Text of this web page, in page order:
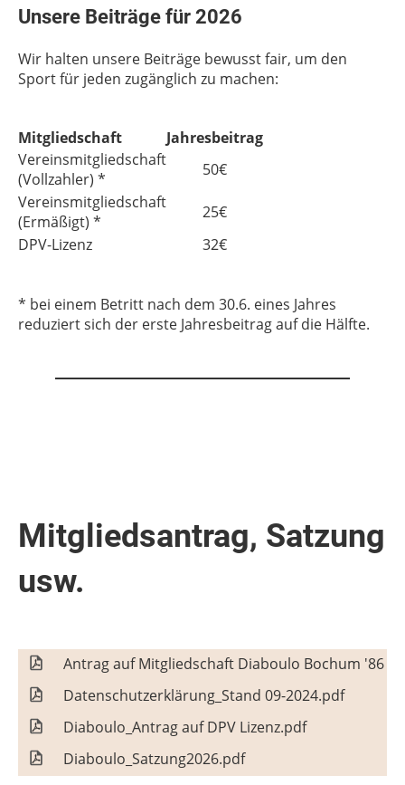
Unsere Beiträge für 2026
Wir halten unsere Beiträge bewusst fair, um den
Sport für jeden zugänglich zu machen:
Mitgliedschaft
Jahresbeitrag
Vereinsmitgliedschaft
(Vollzahler) *
50€
Vereinsmitgliedschaft
(Ermäßigt) *
25€
DPV-Lizenz
32€
* bei einem Betritt nach dem 30.6. eines Jahres
reduziert sich der erste Jahresbeitrag auf die Hälfte.
Mitgliedsantrag, Satzung
usw.
Antrag auf Mitgliedschaft Diaboulo Bochum '86 e.
Datenschutzerklärung_Stand 09-2024.pdf
Diaboulo_Antrag auf DPV Lizenz.pdf
Diaboulo_Satzung2026.pdf